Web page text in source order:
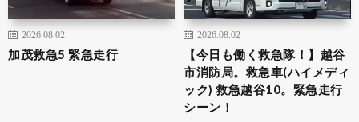
2026.08.02
加茂救急5 緊急走行
2026.08.02
【今日も働く救急隊！】越谷
市消防局。救急車(ハイメディ
ック) 救急越谷10。緊急走行
シーン！